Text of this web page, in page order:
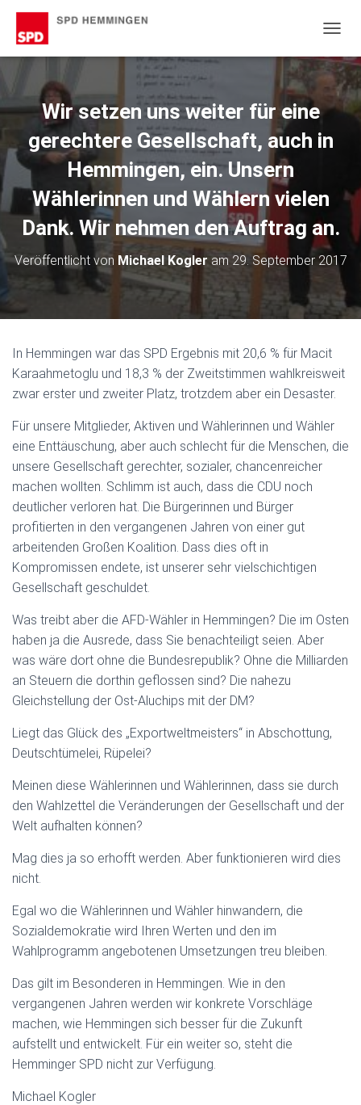
A
I
S
H
E
Wir setzen uns weiter für eine
gerechtere Gesellschaft, auch in
Hemmingen, ein. Unsern
Wählerinnen und Wählern vielen
Dank. Wir nehmen den Auftrag an.
Veröffentlicht von Michael Kogler am 29. September 2017
In Hemmingen war das SPD Ergebnis mit 20,6 % für Macit
Karaahmetoglu und 18,3 % der Zweitstimmen wahlkreisweit
zwar erster und zweiter Platz, trotzdem aber ein Desaster.
Für unsere Mitglieder, Aktiven und Wählerinnen und Wähler
eine Enttäuschung, aber auch schlecht für die Menschen, die
unsere Gesellschaft gerechter, sozialer, chancenreicher
machen wollten. Schlimm ist auch, dass die CDU noch
deutlicher verloren hat. Die Bürgerinnen und Bürger
profitierten in den vergangenen Jahren von einer gut
arbeitenden Großen Koalition. Dass dies oft in
Kompromissen endete, ist unserer sehr vielschichtigen
Gesellschaft geschuldet.
Was treibt aber die AFD-Wähler in Hemmingen? Die im Osten
haben ja die Ausrede, dass Sie benachteiligt seien. Aber
was wäre dort ohne die Bundesrepublik? Ohne die Milliarden
an Steuern die dorthin geflossen sind? Die nahezu
Gleichstellung der Ost-Aluchips mit der DM?
Liegt das Glück des „Exportweltmeisters“ in Abschottung,
Deutschtümelei, Rüpelei?
Meinen diese Wählerinnen und Wählerinnen, dass sie durch
den Wahlzettel die Veränderungen der Gesellschaft und der
Welt aufhalten können?
Mag dies ja so erhofft werden. Aber funktionieren wird dies
nicht.
Egal wo die Wählerinnen und Wähler hinwandern, die
Sozialdemokratie wird Ihren Werten und den im
Wahlprogramm angebotenen Umsetzungen treu bleiben.
Das gilt im Besonderen in Hemmingen. Wie in den
vergangenen Jahren werden wir konkrete Vorschläge
machen, wie Hemmingen sich besser für die Zukunft
aufstellt und entwickelt. Für ein weiter so, steht die
Hemminger SPD nicht zur Verfügung.
Michael Kogler